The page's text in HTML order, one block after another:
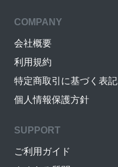
COMPANY
会社概要
利用規約
特定商取引に基づく表記
個人情報保護方針
SUPPORT
ご利用ガイド